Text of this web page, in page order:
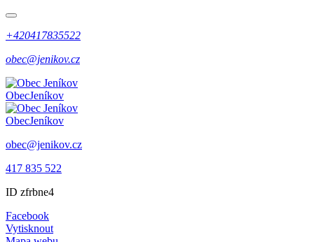
+420417835522
obec@jenikov.cz
ObecJeníkov
ObecJeníkov
obec@jenikov.cz
417 835 522
ID zfrbne4
Facebook
Vytisknout